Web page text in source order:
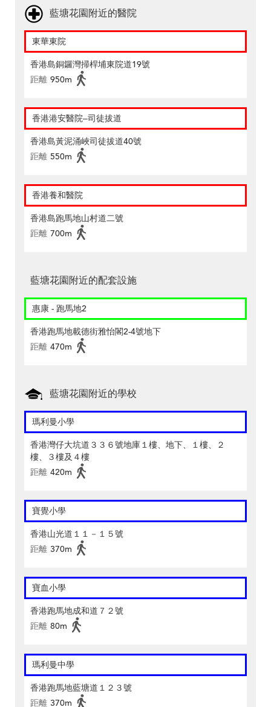
藍塘花園附近的醫院
東華東院
香港島銅鑼灣掃桿埔東院道19號
距離 950m
香港港安醫院–司徒拔道
香港島黃泥涌峽司徒拔道40號
距離 550m
香港養和醫院
香港島跑馬地山村道二號
距離 700m
藍塘花園附近的配套設施
惠康 - 跑馬地2
香港跑馬地載德街雅怡閣2-4號地下
距離 470m
藍塘花園附近的學校
瑪利曼小學
香港灣仔大坑道３３６號地庫１樓、地下、１樓、２
樓、３樓及４樓
距離 420m
寶覺小學
香港山光道１１－１５號
距離 370m
寶血小學
香港跑馬地成和道７２號
距離 80m
瑪利曼中學
香港跑馬地藍塘道１２３號
距離 370m